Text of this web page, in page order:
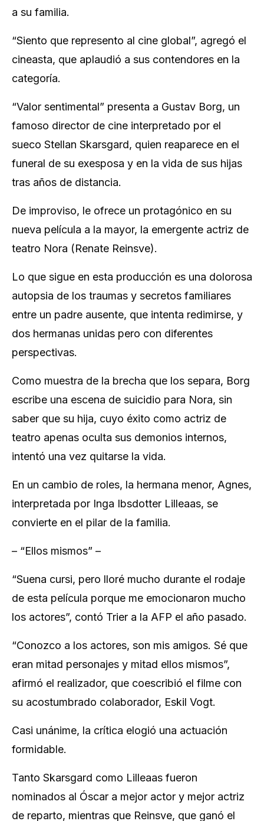
a su familia.
“Siento que represento al cine global”, agregó el
cineasta, que aplaudió a sus contendores en la
categoría.
“Valor sentimental” presenta a Gustav Borg, un
famoso director de cine interpretado por el
sueco Stellan Skarsgard, quien reaparece en el
funeral de su exesposa y en la vida de sus hijas
tras años de distancia.
De improviso, le ofrece un protagónico en su
nueva película a la mayor, la emergente actriz de
teatro Nora (Renate Reinsve).
Lo que sigue en esta producción es una dolorosa
autopsia de los traumas y secretos familiares
entre un padre ausente, que intenta redimirse, y
dos hermanas unidas pero con diferentes
perspectivas.
Como muestra de la brecha que los separa, Borg
escribe una escena de suicidio para Nora, sin
saber que su hija, cuyo éxito como actriz de
teatro apenas oculta sus demonios internos,
intentó una vez quitarse la vida.
En un cambio de roles, la hermana menor, Agnes,
interpretada por Inga Ibsdotter Lilleaas, se
convierte en el pilar de la familia.
– “Ellos mismos” –
“Suena cursi, pero lloré mucho durante el rodaje
de esta película porque me emocionaron mucho
los actores”, contó Trier a la AFP el año pasado.
“Conozco a los actores, son mis amigos. Sé que
eran mitad personajes y mitad ellos mismos”,
afirmó el realizador, que coescribió el filme con
su acostumbrado colaborador, Eskil Vogt.
Casi unánime, la crítica elogió una actuación
formidable.
Tanto Skarsgard como Lilleaas fueron
nominados al Óscar a mejor actor y mejor actriz
de reparto, mientras que Reinsve, que ganó el